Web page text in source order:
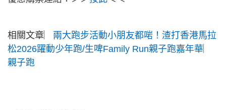
相關文章︳ 兩大跑步活動小朋友都啱！渣打香港馬拉
松2026躍動少年跑/生啤Family Run親子跑嘉年華︳
親子跑